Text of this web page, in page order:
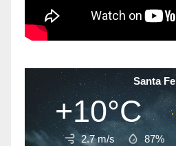
Santa Fe
+10°C
2.7 m/s 87%